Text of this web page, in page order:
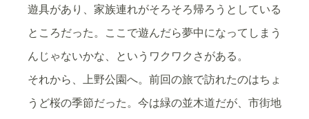
遊具があり、家族連れがそろそろ帰ろうとしている
ところだった。ここで遊んだら夢中になってしまう
んじゃないかな、というワクワクさがある。
それから、上野公園へ。前回の旅で訪れたのはちょ
うど桜の季節だった。今は緑の並木道だが、市街地